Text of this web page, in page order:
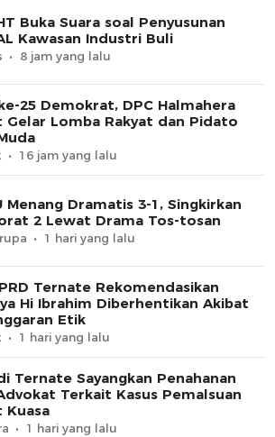
Buka Suara soal Penyusunan
Kawasan Industri Buli
8 jam yang lalu
25 Demokrat, DPC Halmahera
Gelar Lomba Rakyat dan Pidato
16 jam yang lalu
Menang Dramatis 3-1, Singkirkan
2 Lewat Drama Tos-tosan
1 hari yang lalu
Ternate Rekomendasikan
Hi Ibrahim Diberhentikan Akibat
Etik
1 hari yang lalu
Ternate Sayangkan Penahanan
Terkait Kasus Pemalsuan
Kuasa
1 hari yang lalu